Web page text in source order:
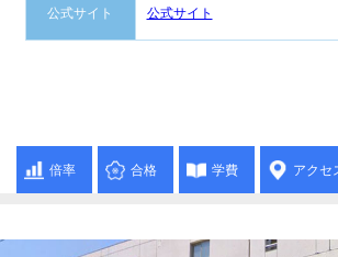
公式サイト 公式サイト
倍率 合格 学費 アクセ